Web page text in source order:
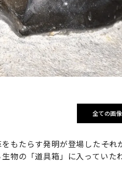
全ての画
たらす発明が登場した――それ
物の「道具箱」に入っていた